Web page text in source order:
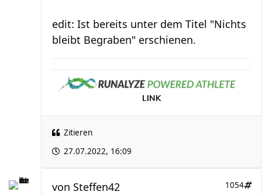
edit: Ist bereits unter dem Titel "Nichts
bleibt Begraben" erschienen.
LINK
Zitieren
27.07.2022, 16:09
1054
von Steffen42